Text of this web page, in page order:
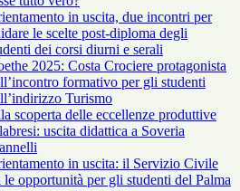
in uscita, due incontri per
le scelte post-diploma degli
dei corsi diurni e serali
2025: Costa Crociere protagonista
formativo per gli studenti
Turismo
scoperta delle eccellenze produttive
uscita didattica a Soveria
in uscita: il Servizio Civile
le opportunità per gli studenti del Palma